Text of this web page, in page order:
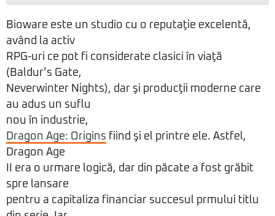
Bioware este un studio cu o reputaţie excelentă,
având la activ
RPG-uri ce pot fi considerate clasici în viaţă
(Baldur’s Gate,
Neverwinter Nights), dar şi producţii moderne care
au adus un suflu
nou în industrie,
Dragon Age: Origins fiind şi el printre ele. Astfel,
Dragon Age
II era o urmare logică, dar din păcate a fost grăbit
spre lansare
pentru a capitaliza financiar succesul prmului titlu